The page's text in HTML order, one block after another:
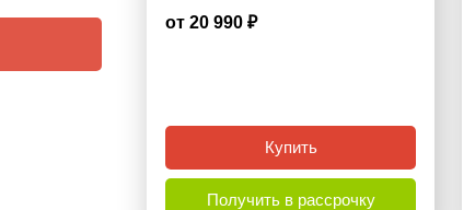
от 20 990 ₽
Купить
Получить в рассрочку